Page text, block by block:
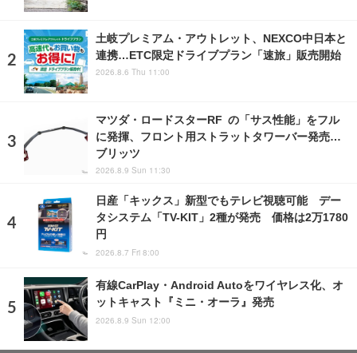
土岐プレミアム・アウトレット、NEXCO中日本と
連携…ETC限定ドライブプラン「速旅」販売開始
2026.8.6 Thu 11:00
マツダ・ロードスターRF の「サス性能」をフル
に発揮、フロント用ストラットタワーバー発売…
ブリッツ
2026.8.9 Sun 11:30
日産「キックス」新型でもテレビ視聴可能 デー
タシステム「TV-KIT」2種が発売 価格は2万1780
円
2026.8.7 Fri 8:00
有線CarPlay・Android Autoをワイヤレス化、オ
ットキャスト『ミニ・オーラ』発売
2026.8.9 Sun 12:00